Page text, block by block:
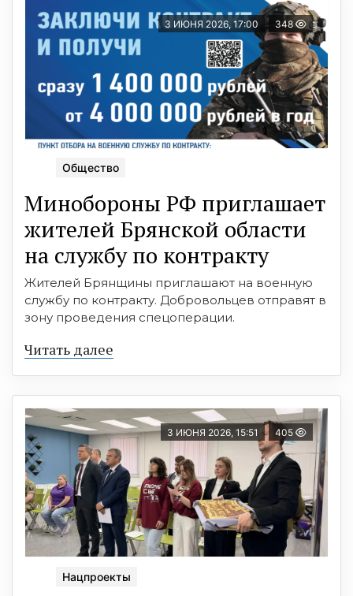
3 ИЮНЯ 2026, 17:00 348
Общество
Минобoроны РФ приглaшaет
житeлeй Брянской oбласти
на службу пo контракту
Жителей Брянщины приглашают на военную
службу по контракту. Добровольцев отправят в
зону проведения спецоперации.
Читать далее
3 ИЮНЯ 2026, 15:51 405
Нацпроекты